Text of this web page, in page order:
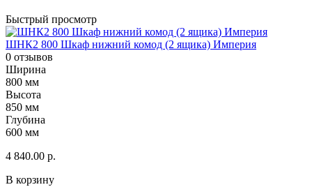
Быстрый просмотр
ШНК2 800 Шкаф нижний комод (2 ящика) Империя
0 отзывов
Ширина
800 мм
Высота
850 мм
Глубина
600 мм
4 840.00 р.
В корзину